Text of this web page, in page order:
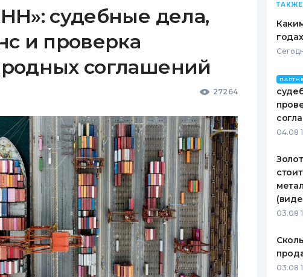
судебные дела,
и проверка
соглашений
27264
04.08
03.08
03.08